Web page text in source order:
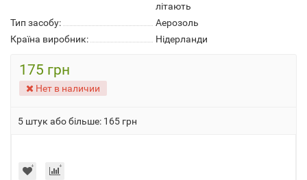
літають
Тип засобу:
Аерозоль
Країна виробник:
Нідерланди
175 грн
Нет в наличии
5 штук або більше: 165 грн